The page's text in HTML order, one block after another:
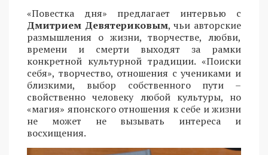
«Повестка дня» предлагает интервью с
Дмитрием Девятериковым, чьи авторские
размышления о жизни, творчестве, любви,
времени и смерти выходят за рамки
конкретной культурной традиции. «Поиски
себя», творчество, отношения с учениками и
близкими, выбор собственного пути –
свойственно человеку любой культуры, но
«магия» японского отношения к себе и жизни
не может не вызывать интереса и
восхищения.